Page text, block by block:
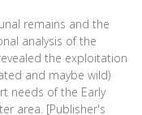
remains and the
analysis of the
the exploitation
and maybe wild)
needs of the Early
area. [Publisher's